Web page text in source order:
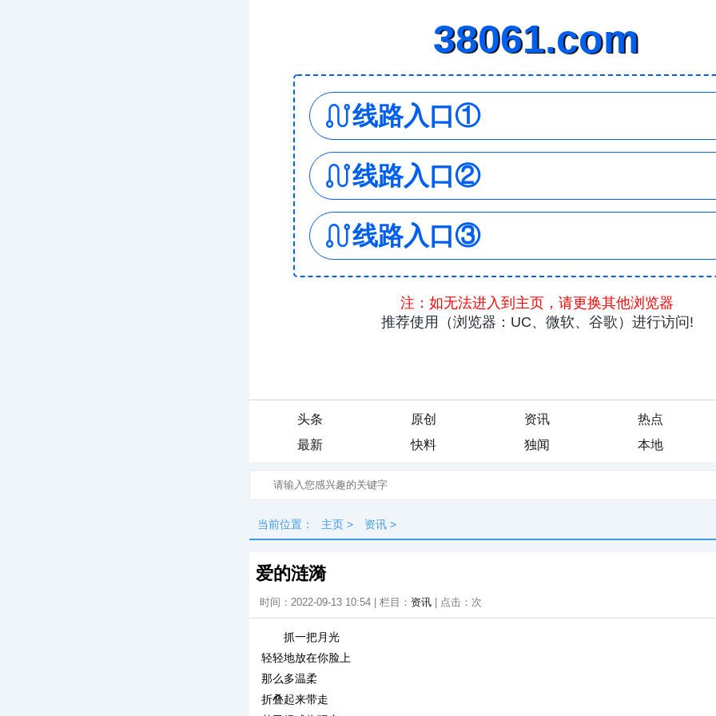
头条 原创 资讯
热点
最新
快料 独闻 本地
当前位置： 主页 > 资讯 >
爱的涟漪
时间：2022-09-13 10:54 | 栏目： 资讯 | 点击： 次
抓一把月光
轻轻地放在你脸上
那么多温柔
折叠起来带走